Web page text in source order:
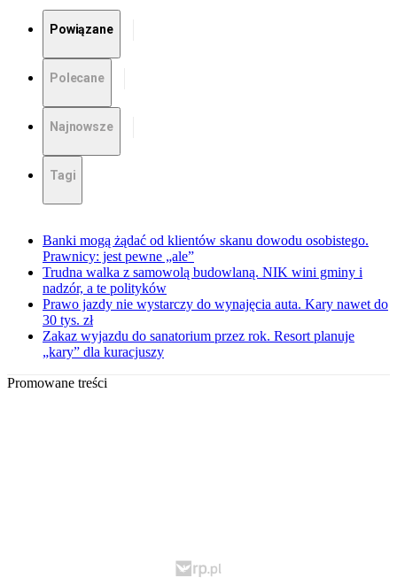
Powiązane
Polecane
Najnowsze
Tagi
Banki mogą żądać od klientów skanu dowodu osobistego.
Prawnicy: jest pewne „ale”
Trudna walka z samowolą budowlaną. NIK wini gminy i
nadzór, a te polityków
Prawo jazdy nie wystarczy do wynajęcia auta. Kary nawet do
30 tys. zł
Zakaz wyjazdu do sanatorium przez rok. Resort planuje
„kary” dla kuracjuszy
Promowane treści